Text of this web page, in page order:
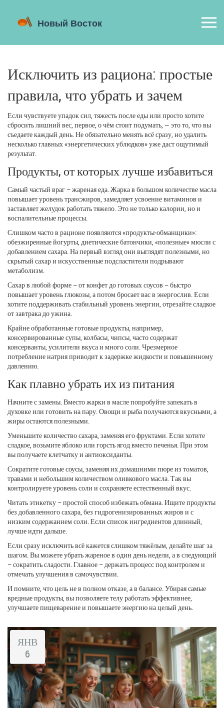
Исключить из рациона: простые
правила, что убрать и зачем
Если чувствуете упадок сил, тяжесть после еды или просто хотите
сбросить лишний вес, первое, о чём стоит подумать, — это то, что вы
съедаете каждый день. Не обязательно менять всё сразу, но удалить
несколько главных «энергетических ублюдков» уже даст ощутимый
результат.
Продукты, от которых лучше избавиться
Самый частый враг – жареная еда. Жарка в большом количестве масла
повышает уровень трансжиров, замедляет усвоение витаминов и
заставляет желудок работать тяжело. Это не только калории, но и
воспалительные процессы.
Слишком часто в рационе появляются «продукты‑обманщики»:
обезжиренные йогурты, диетические батончики, «полезные» мюсли с
добавлением сахара. На первый взгляд они выглядят полезными, но
скрытый сахар и искусственные подсластители подрывают
метаболизм.
Сахар в любой форме – от конфет до готовых соусов – быстро
повышает уровень глюкозы, а потом бросает вас в энергослив. Если
хотите поддерживать стабильный уровень энергии, отрезайте сладкое
от завтрака до ужина.
Крайне обработанные готовые продукты, например,
консервированные супы, колбасы, чипсы, часто содержат
консерванты, усилители вкуса и много соли. Чрезмерное
потребление натрия приводит к задержке жидкости и повышенному
давлению.
Как плавно убрать их из питания
Начните с замены. Вместо жарки в масле попробуйте запекать в
духовке или готовить на пару. Овощи и рыба получаются вкусными, а
жиры остаются полезными.
Уменьшите количество сахара, заменяя его фруктами. Если хотите
сладкое, возьмите яблоко или горсть ягод вместо печенья. При этом
вы получаете клетчатку и антиоксиданты.
Сократите готовые соусы, заменяя их домашними пюре из томатов,
травами и небольшим количеством оливкового масла. Так вы
контролируете уровень соли и сохраняете естественный вкус.
Читать этикетку – простой способ избежать обмана. Ищите продукты
без добавленного сахара, без гидрогенизированных жиров и с
низким содержанием соли. Если список ингредиентов длинный,
лучше идти дальше.
Если сразу исключить всё кажется слишком тяжёлым, делайте шаг за
шагом. Вы можете убрать жареное в один день недели, а в следующий
– сократить сладости. Главное – держать процесс под контролем и
отмечать улучшения в самочувствии.
И помните, что цель не в полном отказе, а в балансе. Убирая самые
вредные продукты, вы позволяете телу работать эффективнее,
улучшаете пищеварение и повышаете энергию на целый день.
ЯНВ
6